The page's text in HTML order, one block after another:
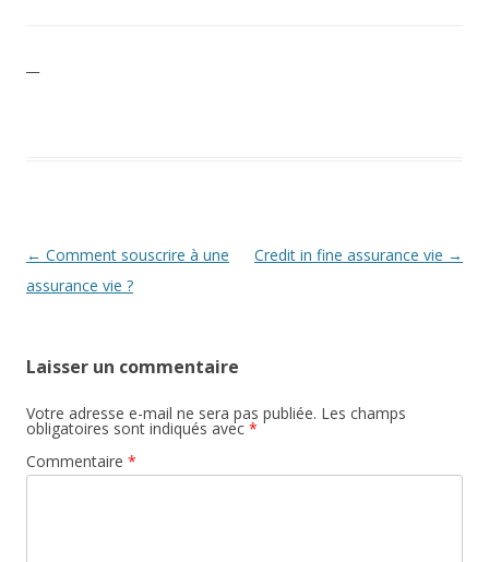
Navigation
des
← Comment souscrire à une
assurance vie ?
Credit in fine assurance vie →
Laisser un commentaire
Votre adresse e-mail ne sera pas publiée. Les champs
obligatoires sont indiqués avec *
Commentaire *